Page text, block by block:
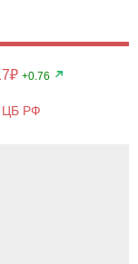
+0.76
ЦБ РФ